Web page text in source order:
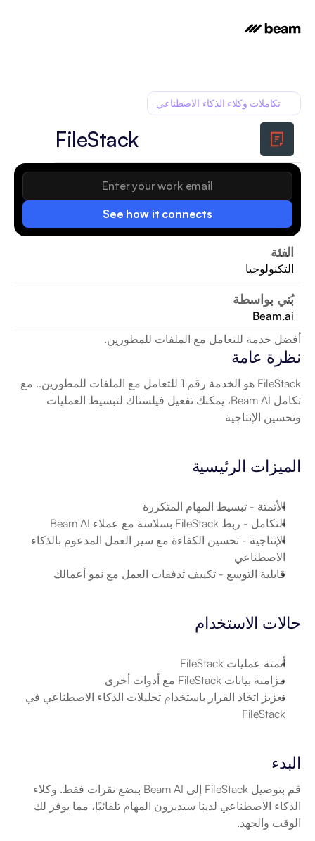
See how it connects
الفئة
التكنولوجيا
بُني بواسطة
Beam.ai
تكاملات وكلاء الذكاء الاصطناعي
FileStack
أفضل خدمة للتعامل مع الملفات للمطورين.
نظرة عامة
وتحسين الإنتاجية
الميزات الرئيسية
الأتمتة - تبسيط المهام المتكررة
التكامل - ربط FileStack بسلاسة مع عملاء Beam AI
الإنتاجية
الاصطناعي
قابلية التوسع - تكييف تدفقات العمل مع نمو أعمالك
حالات الاستخدام
أتمتة عمليات FileStack
مزامنة بيانات FileStack مع أدوات أخرى
FileStack
البدء
الوقت والجهد.